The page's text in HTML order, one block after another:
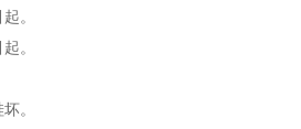
起。
起。
坏。